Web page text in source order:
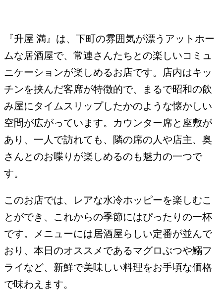
『升屋 満』は、下町の雰囲気が漂うアットホー
ムな居酒屋で、常連さんたちとの楽しいコミュ
ニケーションが楽しめるお店です。店内はキッ
チンを挟んだ客席が特徴的で、まるで昭和の飲
み屋にタイムスリップしたかのような懐かしい
空間が広がっています。カウンター席と座敷が
あり、一人で訪れても、隣の席の人や店主、奥
さんとのお喋りが楽しめるのも魅力の一つで
す。
このお店では、レアな水冷ホッピーを楽しむこ
とができ、これからの季節にはぴったりの一杯
です。メニューには居酒屋らしい定番が並んで
おり、本日のオススメであるマグロぶつや鰯フ
ライなど、新鮮で美味しい料理をお手頃な価格
で味わえます。